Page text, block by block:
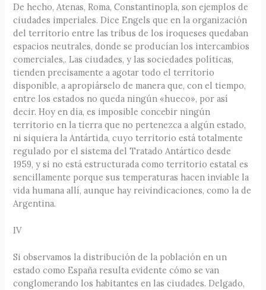
De hecho, Atenas, Roma, Constantinopla, son ejemplos de
ciudades imperiales. Dice Engels que en la organización
del territorio entre las tribus de los iroqueses quedaban
espacios neutrales, donde se producían los intercambios
comerciales,. Las ciudades, y las sociedades políticas,
tienden precisamente a agotar todo el territorio
disponible, a apropiárselo de manera que, con el tiempo,
entre los estados no queda ningún «hueco», por así
decir. Hoy en día, es imposible concebir ningún
territorio en la tierra que no pertenezca a algún estado,
ni siquiera la Antártida, cuyo territorio está totalmente
regulado por el sistema del Tratado Antártico desde
1959, y si no está estructurada como territorio estatal es
sencillamente porque sus temperaturas hacen inviable la
vida humana allí, aunque hay reivindicaciones, como la de
Argentina.
IV
Si observamos la distribución de la población en un
estado como España resulta evidente cómo se van
conglomerando los habitantes en las ciudades. Delgado,